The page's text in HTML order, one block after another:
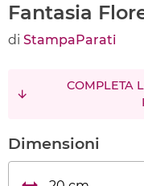
Fantasia
di StampaParati
COMPLETA
Dimensioni